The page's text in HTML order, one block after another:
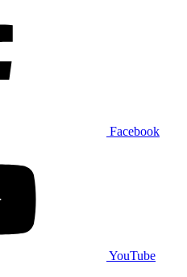
Facebook
YouTube